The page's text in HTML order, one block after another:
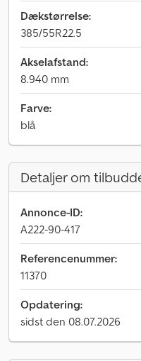
Dækstørrelse:
385/55R22.5
Akselafstand:
8.940 mm
Farve:
blå
Detaljer om
Annonce-ID:
A222-90-417
Referencenummer:
11370
Opdatering:
sidst den 08.07.2026